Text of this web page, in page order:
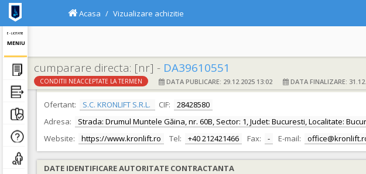
E - LICITATIE
MENIU
Acasa Vizualizare achizitie
cumparare directa: [nr] - DA39610551
CONDITII NEACCEPTATE LA TERMEN DATA PUBLICARE: 29.12.2025 13:02 DATA FINALIZARE:
DATE IDENTIFICARE OFERTANT
Ofertant:
S.C. KRONLIFT S.R.L. CIF:
28428580
Adresa:
Strada: Drumul Muntele Găina, nr. 60B, Sector: 1, Judet: Bucuresti, Localitate:
Website:
https://www.kronlift.ro Tel: +40 212421466 Fax: - E-mail:
DATE IDENTIFICARE AUTORITATE CONTRACTANTA